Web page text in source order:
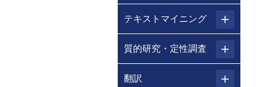
テキストマイニング
質的研究・定性調査
翻訳